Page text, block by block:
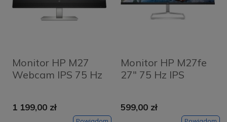
Monitor HP M27
Webcam IPS 75 Hz
1 199,00 zł
Monitor HP M27fe
27" 75 Hz IPS
599,00 zł